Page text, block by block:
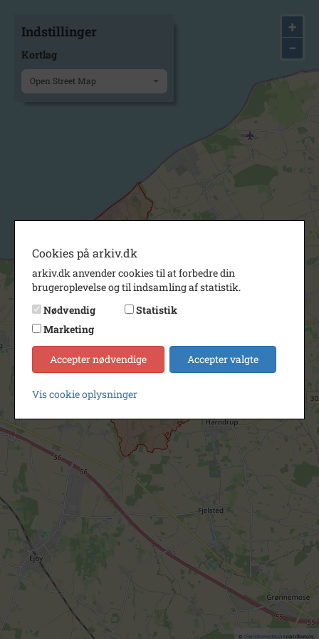
+
−
© OpenStreetMapcontributors.
Indstillinger
Kortlag
Open Street Map
Cookies på arkiv.dk
arkiv.dk anvender cookies til at forbedre din
brugeroplevelse og til indsamling af statistik.
Nødvendig
Statistik
Marketing
Accepter nødvendige Accepter valgte
Vis cookie oplysninger